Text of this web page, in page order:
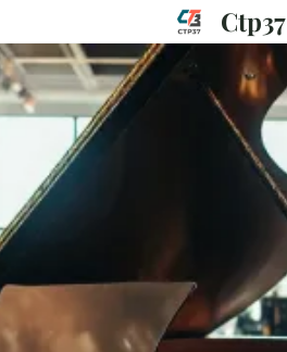
Ctp37